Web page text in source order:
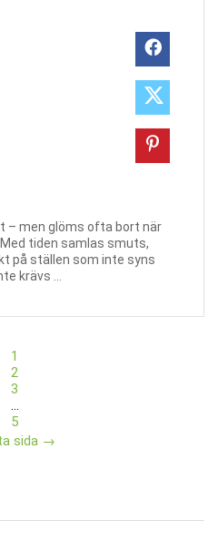
– men glöms ofta bort när
tiden samlas smuts,
på ställen som inte syns
krävs ...
1
2
3
…
5
sida →